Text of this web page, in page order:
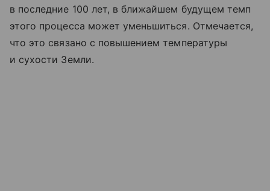
в последние 100 лет, в ближайшем будущем темп
этого процесса может уменьшиться. Отмечается,
что это связано с повышением температуры
и сухости Земли.